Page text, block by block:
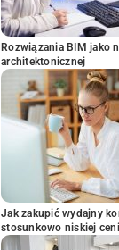
Rozwiązania BIM jako
architektonicznej
Jak zakupić wydajny
stosunkowo niskiej